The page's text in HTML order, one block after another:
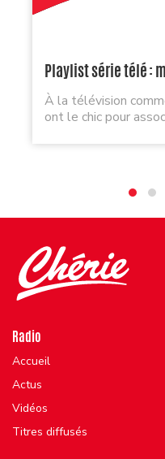
Playlist série télé :
À la télévision
ont le chic pour
Radio
Accueil
Actus
Vidéos
Titres diffusés